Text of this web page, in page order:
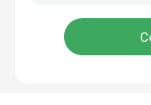
Batteria al litio